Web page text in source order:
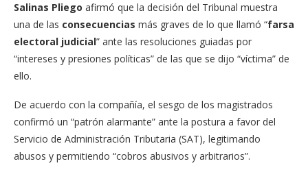
Salinas Pliego afirmó que la decisión del Tribunal muestra
una de las consecuencias más graves de lo que llamó “farsa
electoral judicial” ante las resoluciones guiadas por
“intereses y presiones políticas” de las que se dijo “víctima” de
ello.
De acuerdo con la compañía, el sesgo de los magistrados
confirmó un “patrón alarmante” ante la postura a favor del
Servicio de Administración Tributaria (SAT), legitimando
abusos y permitiendo “cobros abusivos y arbitrarios”.